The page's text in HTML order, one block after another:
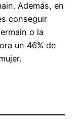
Además, en
conseguir
o la
un 46% de